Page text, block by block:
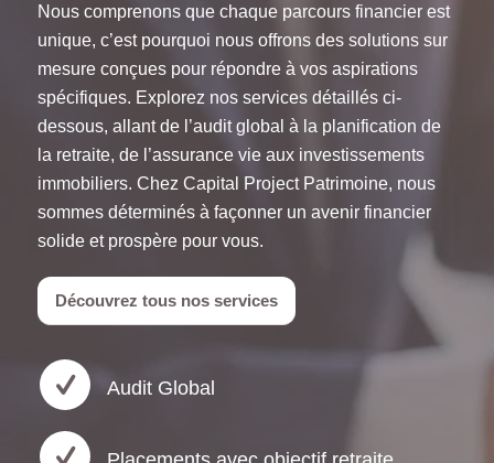
Nous comprenons que chaque parcours financier est
unique, c’est pourquoi nous offrons des solutions sur
mesure conçues pour répondre à vos aspirations
spécifiques. Explorez nos services détaillés ci-
dessous, allant de l’audit global à la planification de
la retraite, de l’assurance vie aux investissements
immobiliers. Chez Capital Project Patrimoine, nous
sommes déterminés à façonner un avenir financier
solide et prospère pour vous.
Découvrez tous nos services
Audit Global